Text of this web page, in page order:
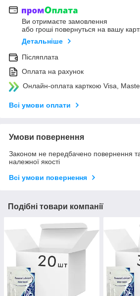
Ви отримаєте замовлення
або гроші повернуться на вашу
Детальніше
Післяплата
Оплата на рахунок
Онлайн-оплата карткою Visa,
Всі умови оплати
Умови повернення
Законом не передбачено повернення
належної якості
Всі умови повернення
Подібні товари компанії